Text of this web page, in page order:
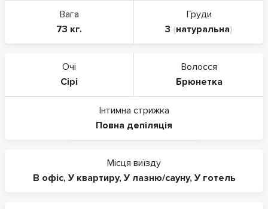
Вага
73 кг.
Груди
3 (натуральна)
Очі
Сірі
Волосся
Брюнетка
Інтимна стрижка
Повна депіляція
Місця виїзду
В офіс, У квартиру, У лазню/сауну, У готель